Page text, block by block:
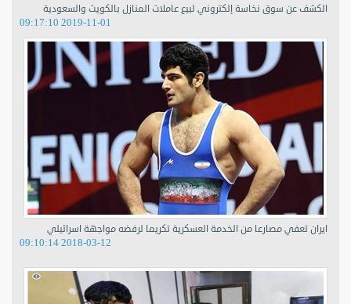
الكشف عن سوق نخاسة إلكتروني لبيع عاملات المنازل بالكويت والسعودية
2019-11-01 09:17:10
ايران تعفي مصارعا من الخدمة العسكرية تكريما لرفضه مواجهة اسرائيلي
2018-03-12 09:10:14